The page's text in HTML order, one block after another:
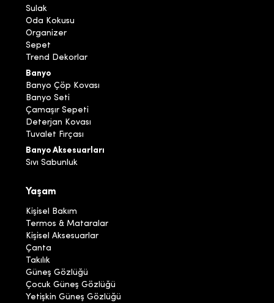
Sulak
Oda Kokusu
Organizer
Sepet
Trend Dekorlar
Banyo
Banyo Çöp Kovası
Banyo Seti
Çamaşır Sepeti
Deterjan Kovası
Tuvalet Fırçası
Banyo Aksesuarları
Sıvı Sabunluk
Yaşam
Kişisel Bakım
Termos & Mataralar
Kişisel Aksesuarlar
Çanta
Takılık
Güneş Gözlüğü
Çocuk Güneş Gözlüğü
Yetişkin Güneş Gözlüğü